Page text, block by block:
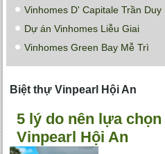
Vinhomes D' Capitale Trần Duy
Dự án Vinhomes Liễu Giai
Vinhomes Green Bay Mễ Trì
Biệt thự Vinpearl Hội An
5 lý do nên lựa
Vinpearl Hội An